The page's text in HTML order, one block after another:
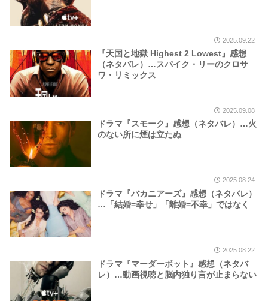
2025.09.22
『天国と地獄 Highest 2 Lowest』感想
（ネタバレ）…スパイク・リーのクロサ
ワ・リミックス
2025.09.08
ドラマ『スモーク』感想（ネタバレ）…火
のない所に煙は立たぬ
2025.08.24
ドラマ『バカニアーズ』感想（ネタバレ）
…「結婚=幸せ」「離婚=不幸」ではなく
2025.08.22
ドラマ『マーダーボット』感想（ネタバ
レ）…動画視聴と脳内独り言が止まらない